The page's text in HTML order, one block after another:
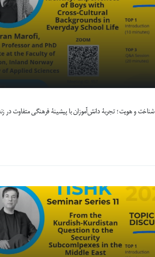
شناخت و هویت؛ تجربۀ دانش‌آموزان با پیشینۀ فرهنگی متفاوت در